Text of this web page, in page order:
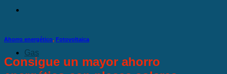
Gas
Ahorro energético, Fotovoltaica
Consigue un mayor ahorro